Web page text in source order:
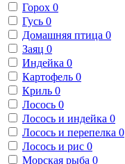
Горох 0
Гусь 0
Домашняя птица 0
Заяц 0
Индейка 0
Картофель 0
Криль 0
Лосось 0
Лосось и индейка 0
Лосось и перепелка 0
Лосось и рис 0
Морская рыба 0